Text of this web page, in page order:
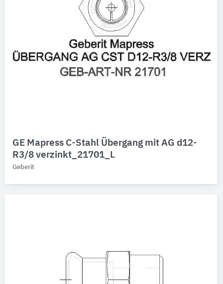
GE Mapress C-Stahl Übergang mit AG d12-
R3/8 verzinkt_21701_L
Geberit